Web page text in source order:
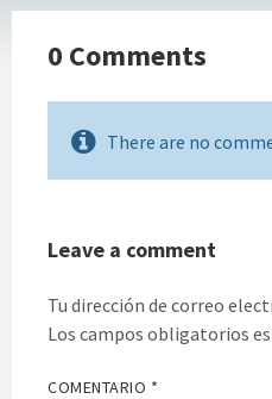
0 Comments
There are no
Leave a comment
Tu dirección de correo
Los campos obligatorios
COMENTARIO *